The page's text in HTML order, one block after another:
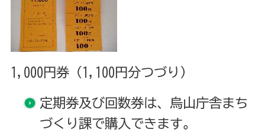
1,000円券（1,100円分つづり）
定期券及び回数券は、烏山庁舎まち
づくり課で購入できます。